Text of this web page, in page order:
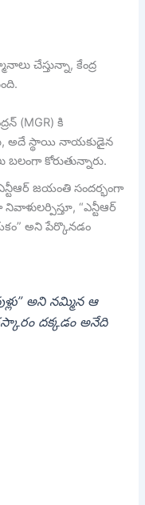
చేస్తున్నా, కేంద్ర
(MGR) కి
అదే స్థాయి నాయకుడైన
బలంగా కోరుతున్నారు.
జయంతి సందర్భంగా
“ఎన్టీఆర్
అని పేర్కొనడం
అని నమ్మిన ఆ
దక్కడం అనేది